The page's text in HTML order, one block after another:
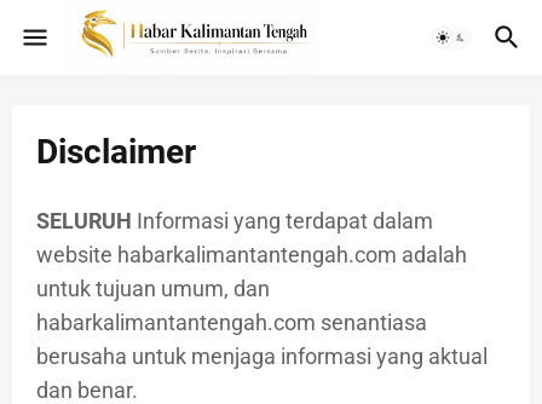
Disclaimer
SELURUH Informasi yang terdapat dalam
website habarkalimantantengah.com adalah
untuk tujuan umum, dan
habarkalimantantengah.com senantiasa
berusaha untuk menjaga informasi yang aktual
dan benar.